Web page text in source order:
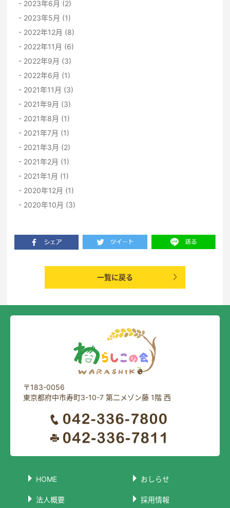
2023年6月 (2)
2023年5月 (1)
2022年12月 (8)
2022年11月 (6)
2022年9月 (3)
2022年6月 (1)
2021年11月 (3)
2021年9月 (3)
2021年8月 (1)
2021年7月 (1)
2021年3月 (2)
2021年2月 (1)
2021年1月 (1)
2020年12月 (1)
2020年10月 (3)
一覧に戻る
〒183-0056
東京都府中市寿町3-10-7 第二メゾン藤 1階 西
HOME
法人概要
おしらせ
採用情報